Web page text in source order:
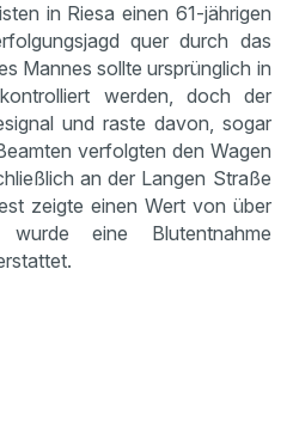
in Riesa einen 61-jährigen
quer durch das
Mannes sollte ursprünglich in
werden, doch der
und raste davon, sogar
verfolgten den Wagen
an der Langen Straße
zeigte einen Wert von über
eine Blutentnahme